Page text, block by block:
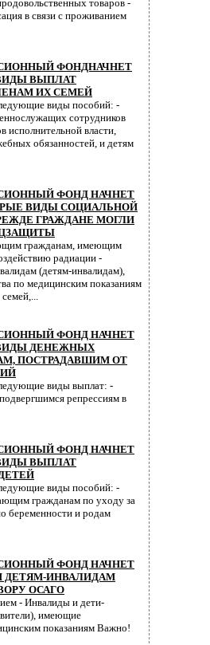
товаров -
в связи с проживанием
ФОНДНАЧНЕТ
ВЫПЛАТ
ИХ СЕМЕЙ
виды пособий: -
сотрудников
исполнительной власти,
обязанностей, и детям
ФОНД НАЧНЕТ
ВИДЫ СОЦИАЛЬНОЙ
ГРАЖДАНЕ МОГЛИ
гражданам, имеющим
радиации -
(детям-инвалидам),
по медицинским показаниям
ФОНД НАЧНЕТ
ДЕНЕЖНЫХ
ПОСТРАДАВШИМ ОТ
виды выплат: -
репрессиям в
ФОНД НАЧНЕТ
ВЫПЛАТ
виды пособий: -
гражданам по уходу за
беременности и родам
ФОНД НАЧНЕТ
ДЕТЯМ-ИНВАЛИДАМ
ОСАГО
- Инвалиды и дети-
имеющие
показаниям Важно!